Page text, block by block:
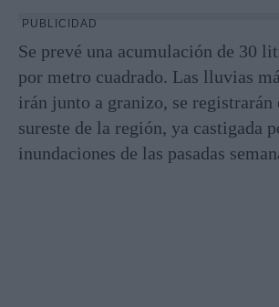
PUBLICIDAD
Se prevé una acumulación de 30
por metro cuadrado. Las lluvias
irán junto a granizo, se registrarán
sureste de la región, ya castigada
inundaciones de las pasadas